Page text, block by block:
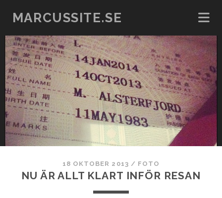
MARCUSSITE.SE
18 OKTOBER 2013 / FOTO
NU ÄR ALLT KLART INFÖR RESAN